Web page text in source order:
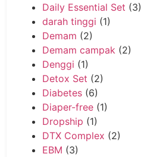
Daily Essential Set (3)
darah tinggi (1)
Demam (2)
Demam campak (2)
Denggi (1)
Detox Set (2)
Diabetes (6)
Diaper-free (1)
Dropship (1)
DTX Complex (2)
EBM (3)